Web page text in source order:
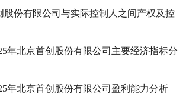
股份有限公司与实际控制人之间产权及控
年北京首创股份有限公司主要经济指标分
年北京首创股份有限公司盈利能力分析